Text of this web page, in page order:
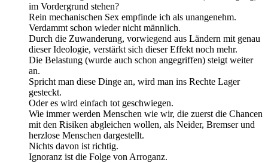
im Vordergrund stehen?
Rein mechanischen Sex empfinde ich als unangenehm.
Verdammt schon wieder nicht männlich.
Durch die Zuwanderung, vorwiegend aus Ländern mit genau
dieser Ideologie, verstärkt sich dieser Effekt noch mehr.
Die Belastung (wurde auch schon angegriffen) steigt weiter
an.
Spricht man diese Dinge an, wird man ins Rechte Lager
gesteckt.
Oder es wird einfach tot geschwiegen.
Wie immer werden Menschen wie wir, die zuerst die Chancen
mit den Risiken abgleichen wollen, als Neider, Bremser und
herzlose Menschen dargestellt.
Nichts davon ist richtig.
Ignoranz ist die Folge von Arroganz.